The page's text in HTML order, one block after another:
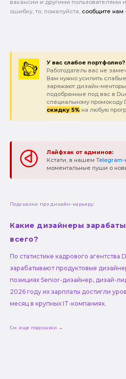
вакансии и другими пользователями
ошибку, то, пожалуйста, сообщите нам
У вас слабое портфолио?
Работодатель вас не
Вам нужно усилить
заряжают дизайн-
подобранные под вас в
специальному промокоду
скидку 5% на любую
Лайфхак от админов:
Кстати, в нашем
моментальные пуши о
Подсказки про дизайн-карьеру:
Какие дизайнеры
всего?
По статистике кадрового
зарабатывают продуктовые
позициях Senior-дизайнер, дизай-
2026 году их зарплаты достигли
месяц в крупных IT-компаниях.
См. еще подсказки →